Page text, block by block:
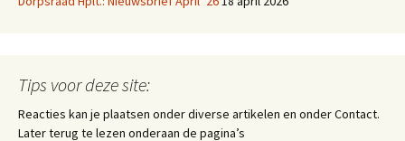
Tips voor deze site:
Reacties kan je plaatsen onder diverse artikelen en onder Contact.
Later terug te lezen onderaan de pagina’s